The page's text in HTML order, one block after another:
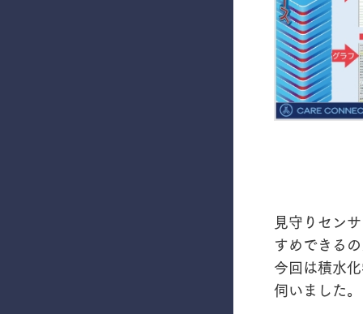
見守りセン
すめできる
今回は積水
伺いました。